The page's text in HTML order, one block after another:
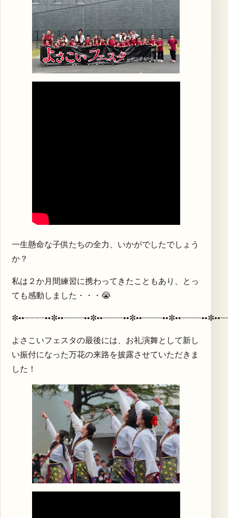
一生懸命な子供たちの全力、いかがでしたでしょう
か？
私は２か月間練習に携わってきたこともあり、とっ
ても感動しました・・・😭
よさこいフェスタの最後には、お礼演舞として新し
い振付になった万花の来路を披露させていただきま
した！